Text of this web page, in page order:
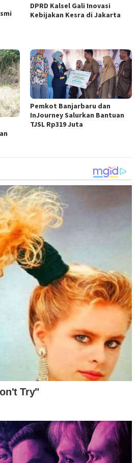
DPRD Kalsel Gali Inovasi
Kebijakan Kesra di Jakarta
Pemkot Banjarbaru dan
InJourney Salurkan Bantuan
TJSL Rp319 Juta